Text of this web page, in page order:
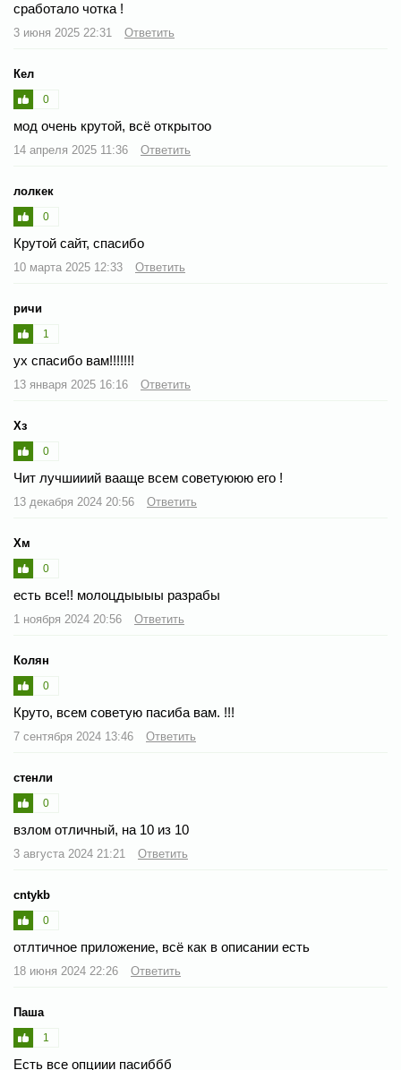
сработало чотка !
3 июня 2025 22:31 Ответить
Кел
0
мод очень крутой, всё открытоо
14 апреля 2025 11:36 Ответить
лолкек
0
Крутой сайт, спасибо
10 марта 2025 12:33 Ответить
ричи
1
ух спасибо вам!!!!!!!
13 января 2025 16:16 Ответить
Хз
0
Чит лучшииий вааще всем советуююю его !
13 декабря 2024 20:56 Ответить
Хм
0
есть все!! молоцдыыыы разрабы
1 ноября 2024 20:56 Ответить
Колян
0
Круто, всем советую пасиба вам. !!!
7 сентября 2024 13:46 Ответить
стенли
0
взлом отличный, на 10 из 10
3 августа 2024 21:21 Ответить
cntykb
0
отлтичное приложение, всё как в описании есть
18 июня 2024 22:26 Ответить
Паша
1
Есть все опциии пасиббб